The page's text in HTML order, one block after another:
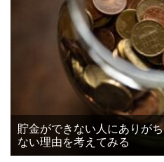
貯金ができない人にありが
ない理由を考えてみる